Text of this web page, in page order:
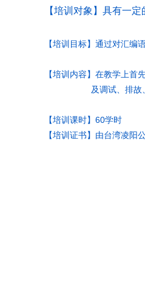
【培训对象】具有一
【培训目标】 通过对汇编
【培训内容】 在教学上首
及调试、排故
【培训课时】 60学时
【培训证书】由台湾凌阳